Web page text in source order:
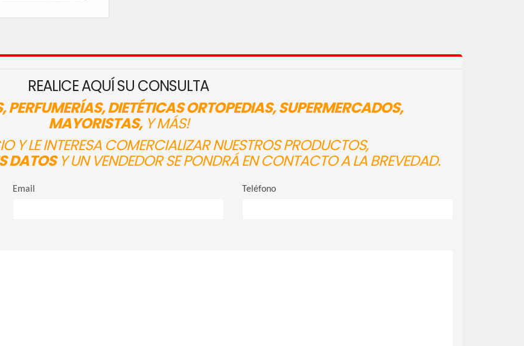
REALICE AQUÍ SU CONSULTA
DIETÉTICAS ORTOPEDIAS, SUPERMERCADOS,
MAYORISTAS,Y MÁS!
Y LE INTERESA COMERCIALIZAR NUESTROS PRODUCTOS,
DATOSY UN VENDEDOR SE PONDRÁ EN CONTACTO A LA BREVEDAD.
Email Teléfono